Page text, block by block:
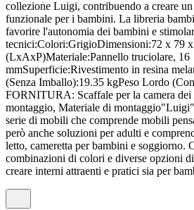
collezione Luigi, contribuendo a creare
funzionale per i bambini. La libreria
favorire l'autonomia dei bambini e
tecnici:Colori:GrigioDimensioni:72 x 79
(LxAxP)Materiale:Pannello truciolare, 16
mmSuperficie:Rivestimento in resina
(Senza Imballo):19.35 kgPeso Lordo
FORNITURA: Scaffale per la camera
montaggio, Materiale di
serie di mobili che comprende mobili
però anche soluzioni per adulti e
letto, cameretta per bambini e soggiorno.
combinazioni di colori e diverse opzioni
creare interni attraenti e pratici sia per